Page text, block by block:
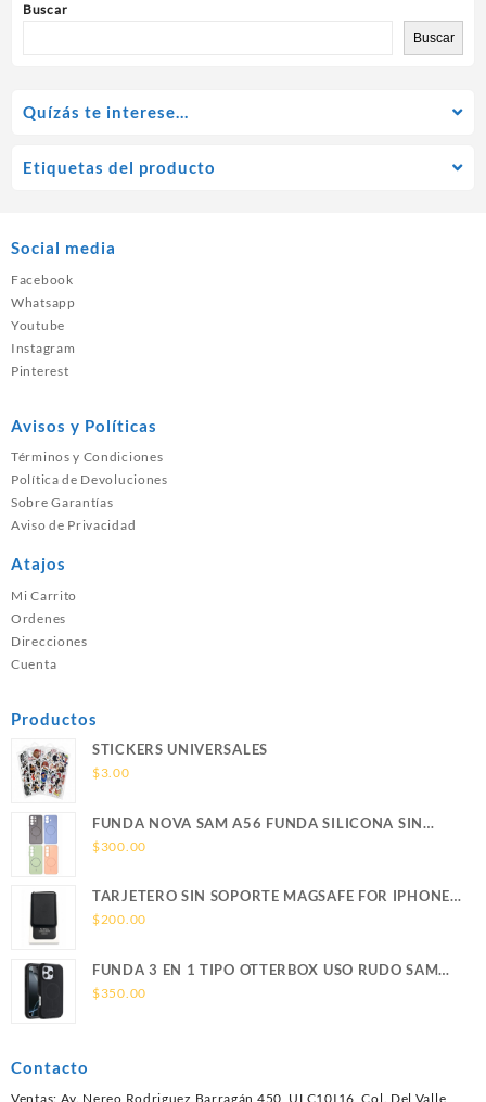
Buscar
Buscar
Quízás te interese…
Etiquetas del producto
Social media
Facebook
Whatsapp
Youtube
Instagram
Pinterest
Avisos y Políticas
Términos y Condiciones
Política de Devoluciones
Sobre Garantías
Aviso de Privacidad
Atajos
Mi Carrito
Ordenes
Direcciones
Cuenta
Productos
STICKERS UNIVERSALES
$3.00
FUNDA NOVA SAM A56 FUNDA SILICONA SIN
SOPORTE MAGNETICO SAMSUNG
$300.00
TARJETERO SIN SOPORTE MAGSAFE FOR IPHONE
LEATHER WALLET MAGSAFE
$200.00
FUNDA 3 EN 1 TIPO OTTERBOX USO RUDO SAM
S26 ULTRA SAMSUNG S26 ULTRA
$350.00
Contacto
Ventas: Av. Nereo Rodriguez Barragán 450, ULC10I16, Col. Del Valle,